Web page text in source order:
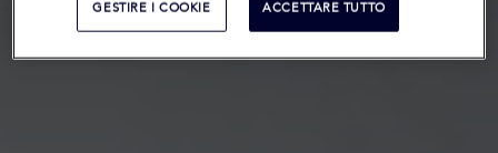
GESTIRE I COOKIE ACCETTARE TUTTO